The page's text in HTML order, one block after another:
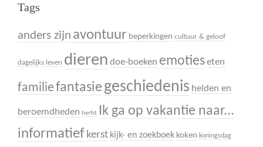
Tags
anders zijn avontuur beperkingen cultuur & geloof
dagelijks leven dieren doe-boeken emotieseten
familiefantasie geschiedenis helden en
beroemdheden herfst Ik ga op vakantie naar...
informatief kerst kijk- en zoekboek koken koningsdag